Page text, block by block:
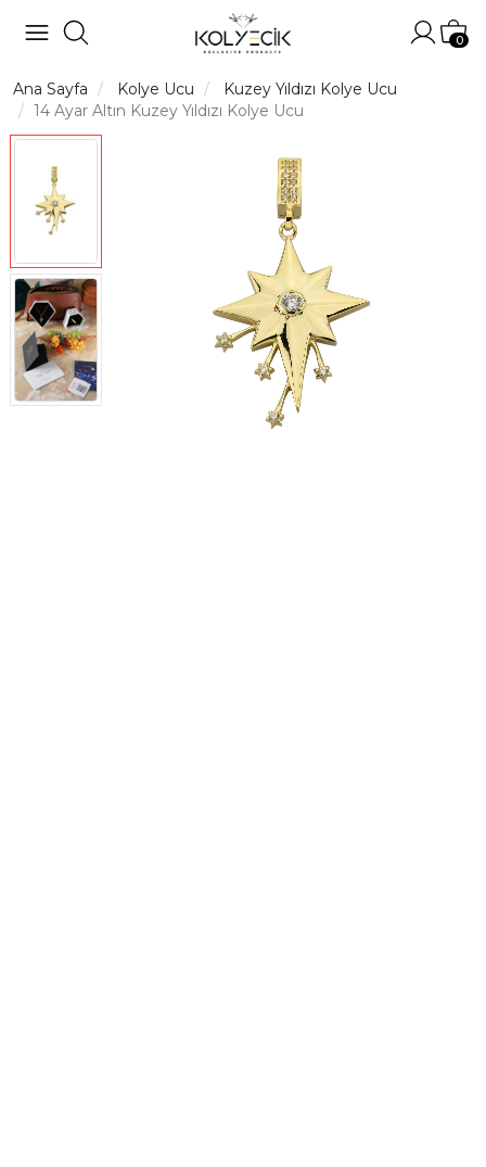
0
Ana Sayfa Kolye Ucu
Kuzey Yıldızı Kolye Ucu
14 Ayar Altın Kuzey Yıldızı Kolye Ucu